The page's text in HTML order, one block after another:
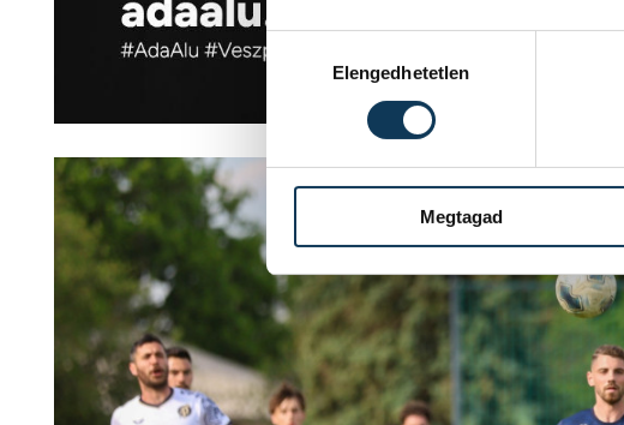
Hozzájárulás kiválasztása
Elengedhetetlen
Megtagad